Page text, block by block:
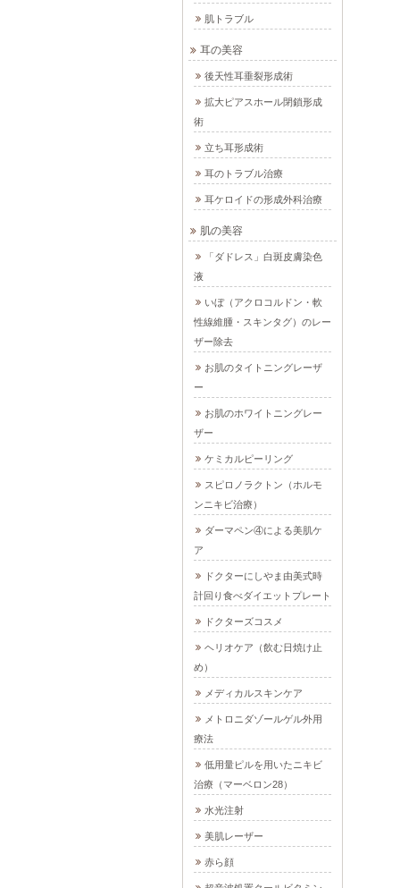
肌トラブル
耳の美容
後天性耳垂裂形成術
拡大ピアスホール閉鎖形成
術
立ち耳形成術
耳のトラブル治療
耳ケロイドの形成外科治療
肌の美容
「ダドレス」白斑皮膚染色
液
いぼ（アクロコルドン・軟
性線維腫・スキンタグ）のレー
ザー除去
お肌のタイトニングレーザ
ー
お肌のホワイトニングレー
ザー
ケミカルピーリング
スピロノラクトン（ホルモ
ンニキビ治療）
ダーマペン④による美肌ケ
ア
ドクターにしやま由美式時
計回り食べダイエットプレート
ドクターズコスメ
ヘリオケア（飲む日焼け止
め）
メディカルスキンケア
メトロニダゾールゲル外用
療法
低用量ピルを用いたニキビ
治療（マーベロン28）
水光注射
美肌レーザー
赤ら顔